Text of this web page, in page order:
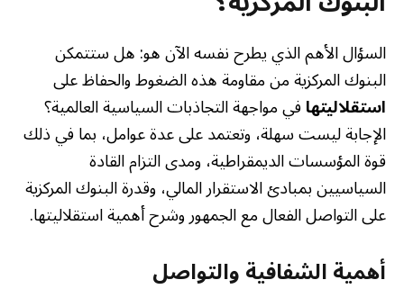
السؤال الأهم الذي يطرح نفسه الآن هو: هل ستتمكن
البنوك المركزية من مقاومة هذه الضغوط والحفاظ على
استقلاليتهافي مواجهة التجاذبات السياسية العالمية؟
الإجابة ليست سهلة، وتعتمد على عدة عوامل، بما في ذلك
قوة المؤسسات الديمقراطية، ومدى التزام القادة
السياسيين بمبادئ الاستقرار المالي، وقدرة البنوك المركزية
على التواصل الفعال مع الجمهور وشرح أهمية استقلاليتها.
أهمية الشفافية والتواصل